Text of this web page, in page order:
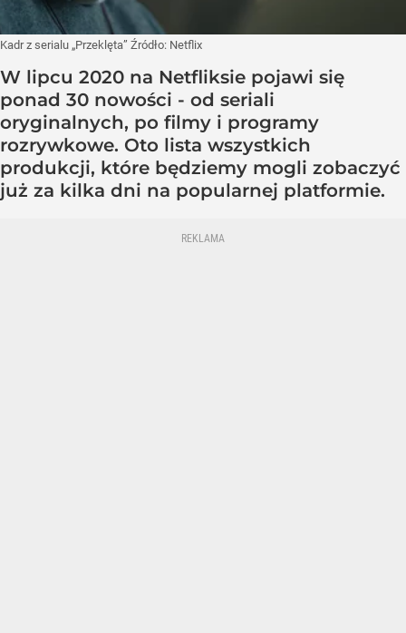
Kadr z serialu „Przeklęta” Źródło: Netflix
W lipcu 2020 na Netfliksie pojawi się
ponad 30 nowości - od seriali
oryginalnych, po filmy i programy
rozrywkowe. Oto lista wszystkich
produkcji, które będziemy mogli zobaczyć
już za kilka dni na popularnej platformie.